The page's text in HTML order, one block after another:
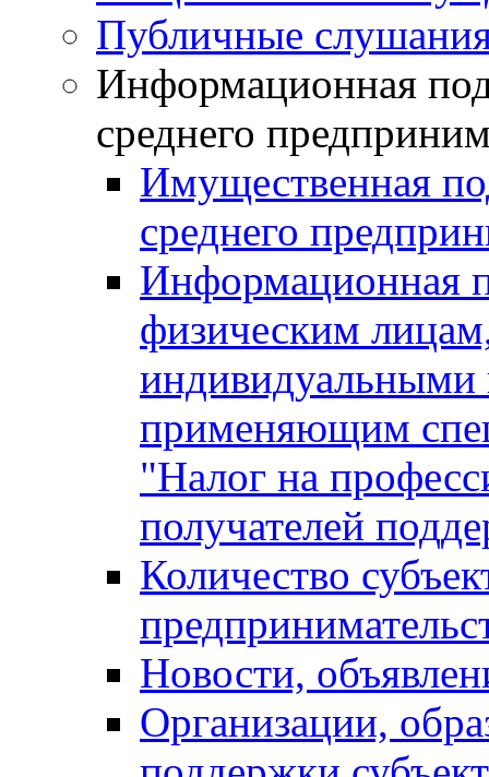
Публичные
Информационная
среднего
Имущественная
среднего
Информационная
физическим
индивидуальными
применяющим
"Налог на
получателей
Количество
Новости,
Организации,